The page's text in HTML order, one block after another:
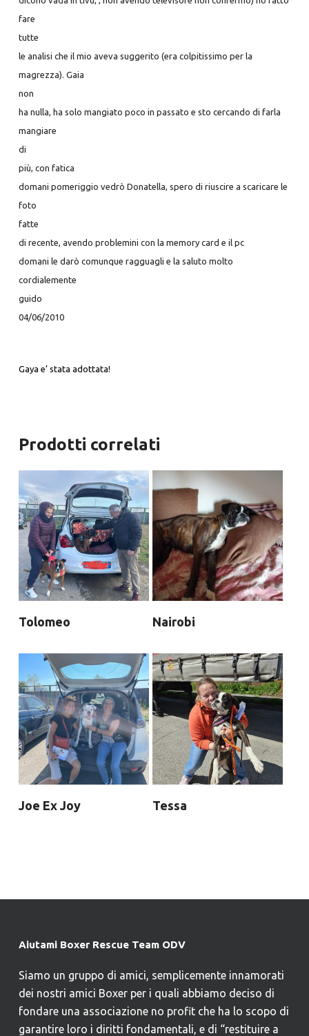
fare
tutte
le analisi che il mio aveva suggerito (era colpitissimo per la
magrezza). Gaia
non
ha nulla, ha solo mangiato poco in passato e sto cercando di farla
mangiare
di
più, con fatica
domani pomeriggio vedrò Donatella, spero di riuscire a scaricare le
foto
fatte
di recente, avendo problemini con la memory card e il pc
domani le darò comunque ragguagli e la saluto molto
cordialemente
guido
04/06/2010
Gaya e’ stata adottata!
Prodotti correlati
Tolomeo Nairobi
Joe Ex Joy Tessa
Aiutami Boxer Rescue Team ODV
Siamo un gruppo di amici, semplicemente innamorati
dei nostri amici Boxer per i quali abbiamo deciso di
fondare una associazione no profit che ha lo scopo di
garantire loro i diritti fondamentali, e di “restituire a